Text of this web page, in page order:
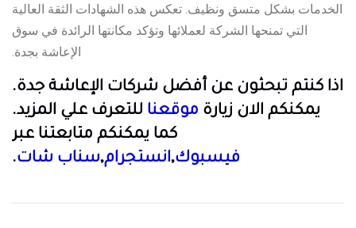
الخدمات بشكل متسق ونظيف. تعكس هذه الشهادات الثقة العالية
التي تمنحها الشركة لعملائها وتؤكد مكانتها الرائدة في سوق
الإعاشة بجدة.
اذا كنتم تبحثون عن أفضل شركات الإعاشة جدة.
يمكنكم الان زيارة موقعنا للتعرف علي المزيد.
كما يمكنكم متابعتنا عبر
فيسبوك,انستجرام,سناب شات.